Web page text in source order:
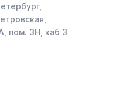
пом. 3Н, каб 3